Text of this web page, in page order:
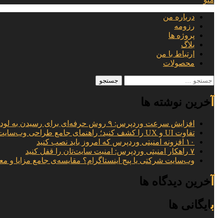
درباره من
رزومه
پروژه ها
بلاگ
ارتباط با من
محصولات
جستجو
آخرین نوشته ها
افزایش سرعت وردپرس: ۹ روش حرفه‌ای برای رسیدن به لود ۱ ثانیه
تفاوت UI و UX را کشف کنید؛ راهنمای جامع طراحی وب‌سایت
۱۰ افزونه امنیتی وردپرس که امروز باید نصب کنید
۷ راهکار امنیتی وردپرس: امنیت سایت‌تان را قفل کنید
وب‌سایت شرکتی یا پیج اینستاگرام؟ مقایسه‌ی جامع مزایا و
آخرین دیدگاه ها
بایگانی ها